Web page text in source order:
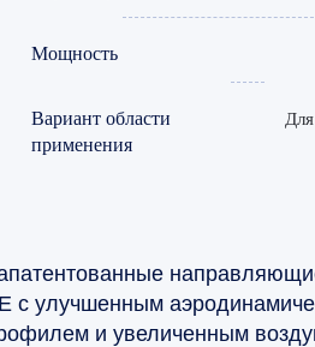
Мощность
Вариант области
применения
с улучшенным
и увеличенным